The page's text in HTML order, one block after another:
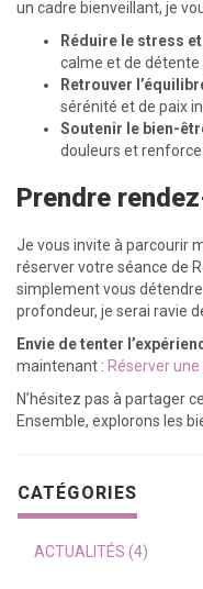
un cadre bienveillant, je
Réduire le stress
calme et de
Retrouver
sérénité et de paix
Soutenir le bien-
douleurs et
Prendre
Je vous invite à parcourir
réserver votre séance de
simplement vous
profondeur, je serai ravie
Envie de tenter
maintenant : Réserver
N’hésitez pas à partager
Ensemble, explorons les
CATÉGORIES
ACTUALITÉS (4)